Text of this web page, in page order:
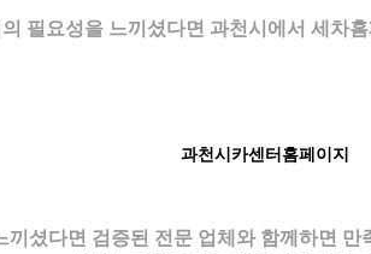
필요성을 느끼셨다면 과천시에서 세차
과천시카센터홈페이지
셨다면 검증된 전문 업체와 함께하면